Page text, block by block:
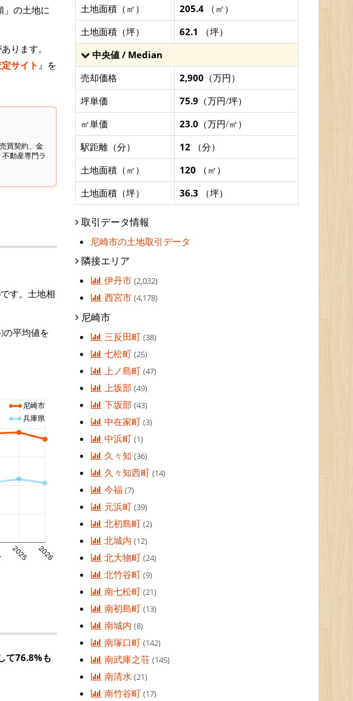
」の土地に
ります。
サイト 』を
買契約、金
動産専門ラ
す。土地相
の平均値を
2025 2026
尼崎市
兵庫県
て76.8%も
土地面積（㎡）
205.4 （㎡）
土地面積（坪）
62.1 （坪）
中央値 / Median
売却価格
2,900 （万円）
坪単価
75.9 （万円/坪）
㎡単価
23.0 （万円/㎡）
駅距離（分）
12 （分）
土地面積（㎡）
120 （㎡）
土地面積（坪）
36.3 （坪）
取引データ情報
尼崎市の土地取引データ
隣接エリア
伊丹市(2,032)
西宮市(4,178)
尼崎市
三反田町(38)
七松町(25)
上ノ島町(47)
上坂部(49)
下坂部(43)
中在家町(3)
中浜町(1)
久々知(36)
久々知西町(14)
今福(7)
元浜町(39)
北初島町(2)
北城内(12)
北大物町(24)
北竹谷町(9)
南七松町(21)
南初島町(13)
南城内(8)
南塚口町(142)
南武庫之荘(145)
南清水(21)
南竹谷町(17)